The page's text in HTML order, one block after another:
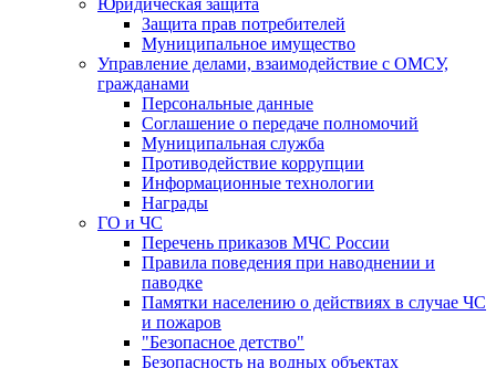
Юридическая защита
Защита прав потребителей
Муниципальное имущество
Управление делами, взаимодействие с ОМСУ,
гражданами
Персональные данные
Соглашение о передаче полномочий
Муниципальная служба
Противодействие коррупции
Информационные технологии
Награды
ГО и ЧС
Перечень приказов МЧС России
Правила поведения при наводнении и
паводке
Памятки населению о действиях в случае ЧС
и пожаров
"Безопасное детство"
Безопасность на водных объектах